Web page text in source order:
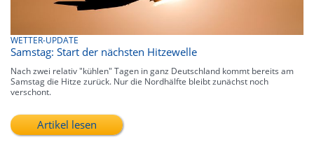
WETTER-UPDATE
Samstag: Start der nächsten Hitzewelle
Nach zwei relativ "kühlen" Tagen in ganz Deutschland kommt bereits am
Samstag die Hitze zurück. Nur die Nordhälfte bleibt zunächst noch
verschont.
Artikel lesen